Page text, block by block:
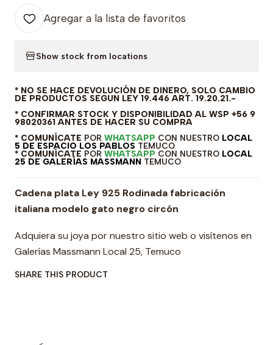
Agregar a la lista de favoritos
Show stock from locations
* NO SE HACE DEVOLUCIÓN DE DINERO, SOLO CAMBIO
DE PRODUCTOS SEGUN LEY 19.446 ART. 19.20.21.-
* CONFIRMAR STOCK Y DISPONIBILIDAD AL WSP +56 9
98020361 ANTES DE HACER SU COMPRA
* COMUNÍCATE POR WHATSAPP CON NUESTRO LOCAL
5 DE ESPACIO LOS PABLOS TEMUCO
* COMUNÍCATE POR WHATSAPP CON NUESTRO LOCAL
25 DE GALERÍAS MASSMANN TEMUCO
Cadena plata Ley 925 Rodinada fabricación
italiana modelo gato negro circón
Adquiera su joya por nuestro sitio web o visítenos en
Galerías Massmann Local 25, Temuco
SHARE THIS PRODUCT